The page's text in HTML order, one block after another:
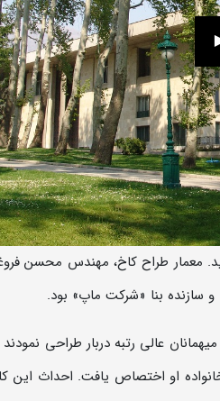
ایرانی آغاز گردید. معمار طراح کاخ،
و سازنده بنا «شرکت ماپ» بود.
عالی رتبه دربار طراحی
او اختصاص یافت. احداث این